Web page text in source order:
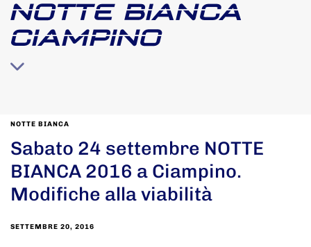
NOTTE BIANCA
CIAMPINO
NOTTE BIANCA
Sabato 24 settembre NOTTE
BIANCA 2016 a Ciampino.
Modifiche alla viabilità
SETTEMBRE 20, 2016